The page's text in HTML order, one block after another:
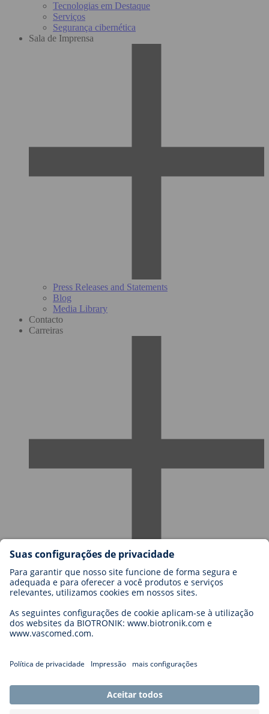
Tecnologias em Destaque
Serviços
Segurança cibernética
Sala de Imprensa
Press Releases and Statements
Blog
Media Library
Contacto
Carreiras
Carreiras na BIOTRONIK
Níveis de carreira
Candidatura
Oportunidades de carreira
Cookie Settings
Legal Disclaimer